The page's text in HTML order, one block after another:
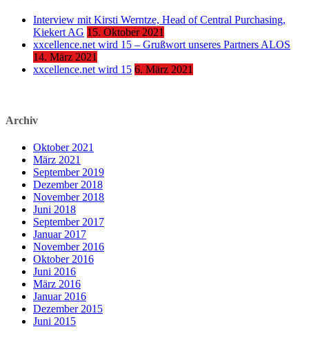
Interview mit Kirsti Werntze, Head of Central Purchasing,
Kiekert AG 15. Oktober 2021
xxcellence.net wird 15 – Grußwort unseres Partners ALOS
14. März 2021
xxcellence.net wird 15 6. März 2021
Archiv
Oktober 2021
März 2021
September 2019
Dezember 2018
November 2018
Juni 2018
September 2017
Januar 2017
November 2016
Oktober 2016
Juni 2016
März 2016
Januar 2016
Dezember 2015
Juni 2015